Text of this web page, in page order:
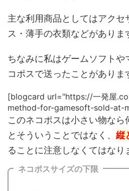
主な利用商品としてはアクセ
ス・薄手の衣類などがありま
ちなみに私はゲームソフトや
コポスで送ったことがありま
[blogcard url="https://一発屋
method-for-gamesoft-sold-at-
このネコポスは小さい物なら
とそういうことではなく、 縦
ることに注意しなくてはなり
ネコポスサイズの下限